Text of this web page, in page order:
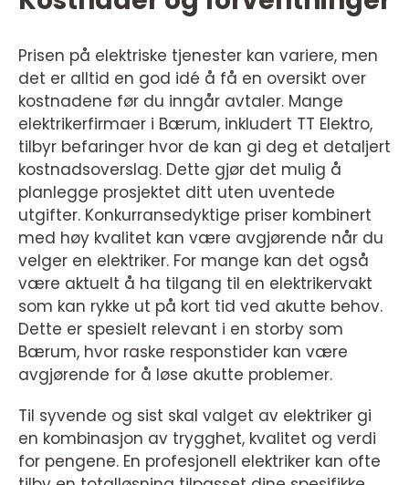
Prisen på elektriske tjenester kan variere, men
det er alltid en god idé å få en oversikt over
kostnadene før du inngår avtaler. Mange
elektrikerfirmaer i Bærum, inkludert TT Elektro,
tilbyr befaringer hvor de kan gi deg et detaljert
kostnadsoverslag. Dette gjør det mulig å
planlegge prosjektet ditt uten uventede
utgifter. Konkurransedyktige priser kombinert
med høy kvalitet kan være avgjørende når du
velger en elektriker. For mange kan det også
være aktuelt å ha tilgang til en elektrikervakt
som kan rykke ut på kort tid ved akutte behov.
Dette er spesielt relevant i en storby som
Bærum, hvor raske responstider kan være
avgjørende for å løse akutte problemer.
Til syvende og sist skal valget av elektriker gi
en kombinasjon av trygghet, kvalitet og verdi
for pengene. En profesjonell elektriker kan ofte